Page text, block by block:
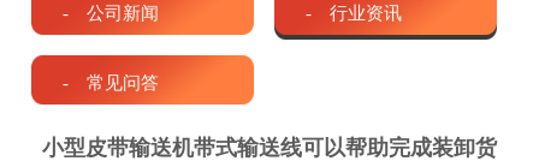
- 公司新闻 - 行业资讯
- 常见问答
小型皮带输送机带式输送线可以帮助完成装卸货